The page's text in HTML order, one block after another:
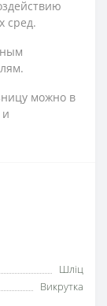
сред.
можно в
Шліц
Викрутка